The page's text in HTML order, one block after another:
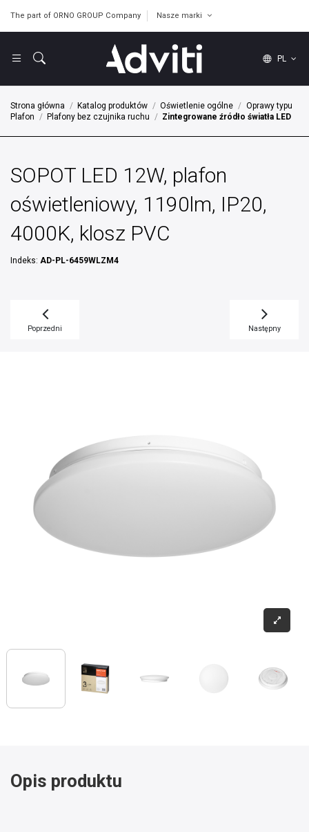
The part of ORNO GROUP Company Nasze marki
PL
Strona główna Katalog produktów Oświetlenie ogólne
Oprawy typu
Plafon
Plafony bez czujnika ruchu Zintegrowane źródło światła LED
SOPOT LED 12W, plafon
oświetleniowy, 1190lm, IP20,
4000K, klosz PVC
Indeks: AD-PL-6459WLZM4
Poprzedni Następny
Opis produktu